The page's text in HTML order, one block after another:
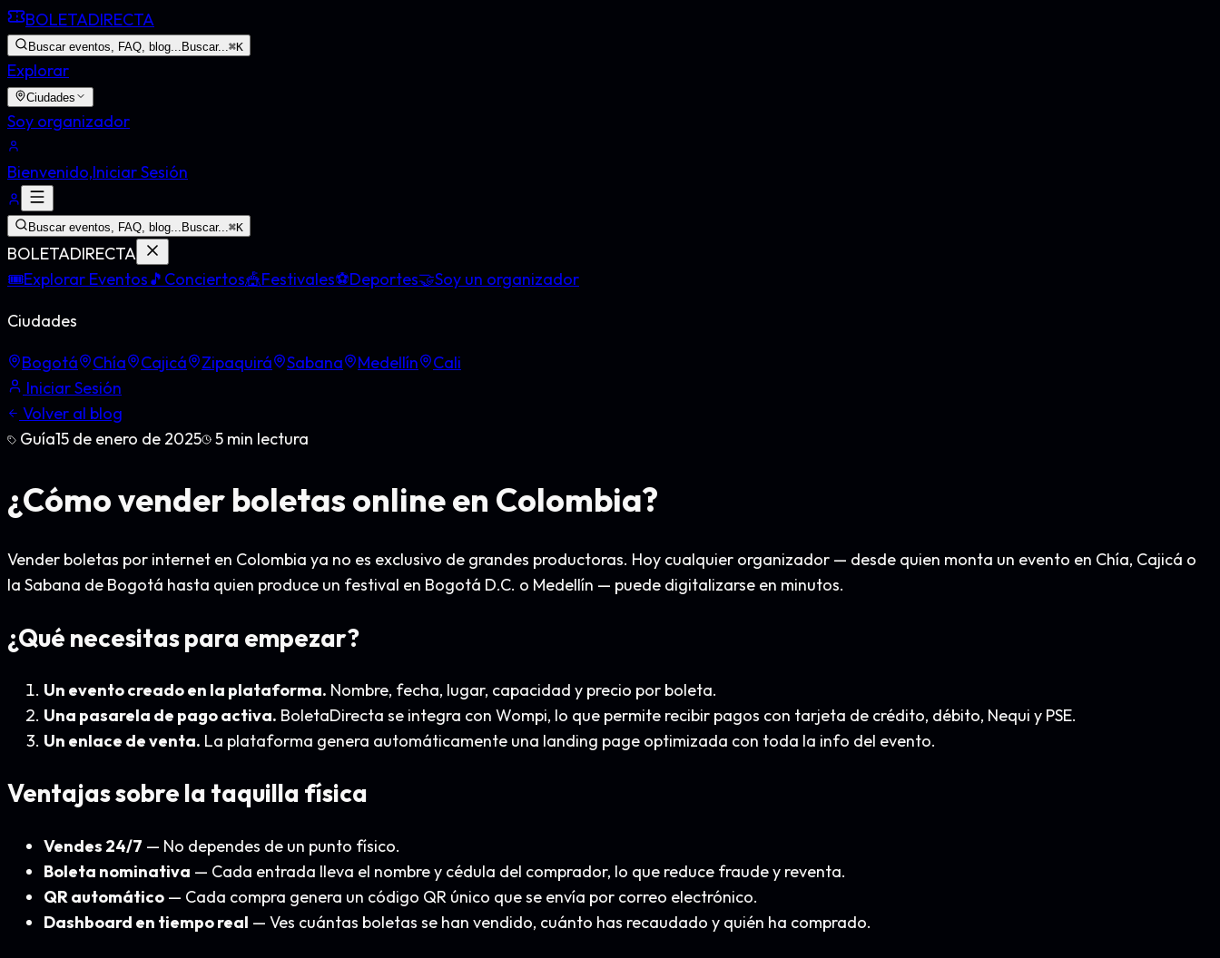
BOLETADIRECTA
Buscar eventos, FAQ, blog... Buscar...⌘K
Explorar
Ciudades
Soy organizador
Bienvenido,Iniciar Sesión
Buscar eventos, FAQ, blog... Buscar...⌘K
BOLETADIRECTA
🎟️Explorar Eventos🎵 Conciertos🎪Festivales⚽Deportes🤝Soy un organizador
Ciudades
Bogotá
Chía Cajicá Zipaquirá Sabana Medellín
Cali
Iniciar Sesión
Volver al blog
Guía15 de enero de 2025 5 min lectura
¿Cómo vender boletas online en Colombia?
Vender boletas por internet en Colombia ya no es exclusivo de grandes productoras. Hoy cualquier organizador — desde quien monta un evento en Chía, Cajicá o
la Sabana de Bogotá hasta quien produce un festival en Bogotá D.C. o Medellín — puede digitalizarse en minutos.
¿Qué necesitas para empezar?
Un evento creado en la plataforma. Nombre, fecha, lugar, capacidad y precio por boleta.
Una pasarela de pago activa. BoletaDirecta se integra con Wompi, lo que permite recibir pagos con tarjeta de crédito, débito, Nequi y PSE.
Un enlace de venta. La plataforma genera automáticamente una landing page optimizada con toda la info del evento.
Ventajas sobre la taquilla física
Vendes 24/7 — No dependes de un punto físico.
Boleta nominativa — Cada entrada lleva el nombre y cédula del comprador, lo que reduce fraude y reventa.
QR automático — Cada compra genera un código QR único que se envía por correo electrónico.
Dashboard en tiempo real — Ves cuántas boletas se han vendido, cuánto has recaudado y quién ha comprado.